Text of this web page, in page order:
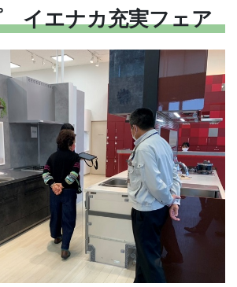
イエナカ充実フェア